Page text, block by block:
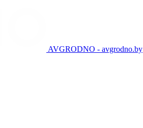
AVGRODNO - avgrodno.by